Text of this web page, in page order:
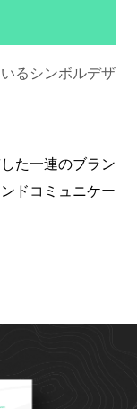
るシンボルデザ
た一連のブラン
ドコミュニケー